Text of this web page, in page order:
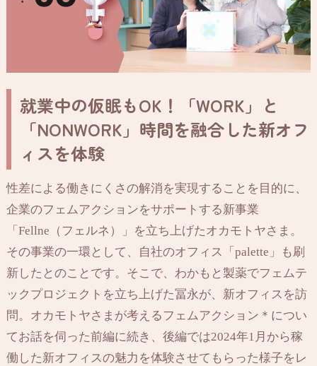
就業中の仮眠もOK！「WORK」と
「NONWORK」時間を融合した新オフ
ィスを体験
性差による働きにくさの解消を実現することを目的に、
企業のフェムアクションをサポートする新事業
「Fellne（フェルネ）」を立ち上げたオカモトヤさま。
その事業の一環として、自社のオフィス「palette」も刷
新したとのことです。そこで、わかもと製薬でフェムテ
ックプロジェクトを立ち上げた冨永が、新オフィスを訪
問。オカモトヤさまが考えるフェムアクション＊につい
てお話を伺った前編に続き、後編では2024年1月から稼
働した新オフィスの魅力を体験させてもらった様子をレ